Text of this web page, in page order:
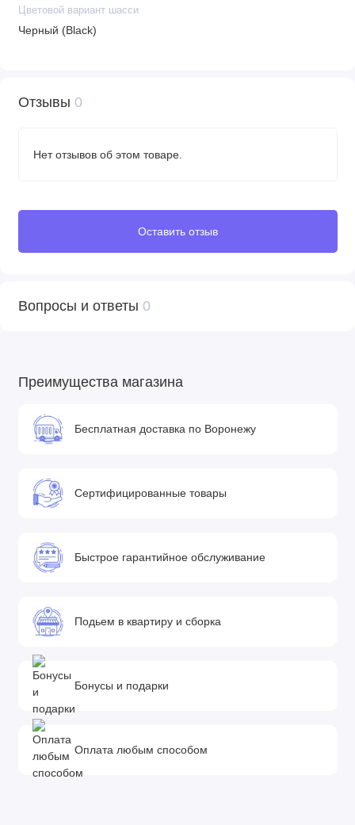
• Вес шасси: 5,8 кг
• Вес шасси+люлька: 10,6 кг
• Размеры в сложенном виде: 84 х 35 х 49 см
Цветовой вариант шасси
Черный (Black)
Отзывы 0
Нет отзывов об этом товаре.
Оставить отзыв
Вопросы и ответы 0
Преимущества магазина
Бесплатная доставка по Воронежу
Сертифицированные товары
Быстрое гарантийное обслуживание
Подьем в квартиру и сборка
Бонусы и подарки
Оплата любым способом